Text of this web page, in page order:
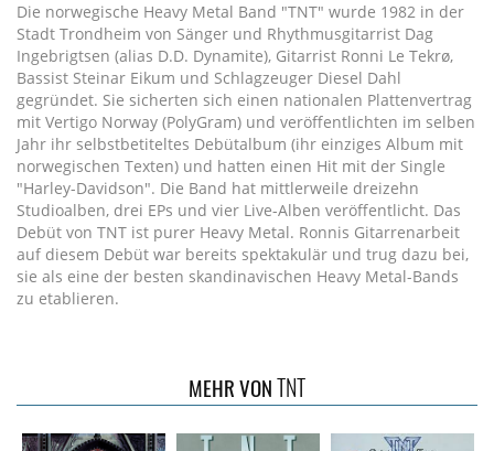
Die norwegische Heavy Metal Band "TNT" wurde 1982 in der
Stadt Trondheim von Sänger und Rhythmusgitarrist Dag
Ingebrigtsen (alias D.D. Dynamite), Gitarrist Ronni Le Tekrø,
Bassist Steinar Eikum und Schlagzeuger Diesel Dahl
gegründet. Sie sicherten sich einen nationalen Plattenvertrag
mit Vertigo Norway (PolyGram) und veröffentlichten im selben
Jahr ihr selbstbetiteltes Debütalbum (ihr einziges Album mit
norwegischen Texten) und hatten einen Hit mit der Single
"Harley-Davidson". Die Band hat mittlerweile dreizehn
Studioalben, drei EPs und vier Live-Alben veröffentlicht. Das
Debüt von TNT ist purer Heavy Metal. Ronnis Gitarrenarbeit
auf diesem Debüt war bereits spektakulär und trug dazu bei,
sie als eine der besten skandinavischen Heavy Metal-Bands
zu etablieren.
MEHR VONTNT